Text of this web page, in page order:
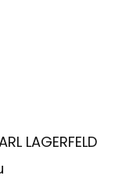
LAGERFELD